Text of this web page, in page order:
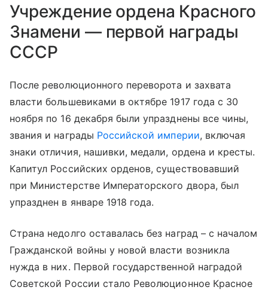
Учреждение ордена Красного
Знамени — первой награды
СССР
После революционного переворота и захвата
власти большевиками в октябре 1917 года с 30
ноября по 16 декабря были упразднены все чины,
звания и награды Российской империи, включая
знаки отличия, нашивки, медали, ордена и кресты.
Капитул Российских орденов, существовавший
при Министерстве Императорского двора, был
упразднен в январе 1918 года.
Страна недолго оставалась без наград – с началом
Гражданской войны у новой власти возникла
нужда в них. Первой государственной наградой
Советской России стало Революционное Красное